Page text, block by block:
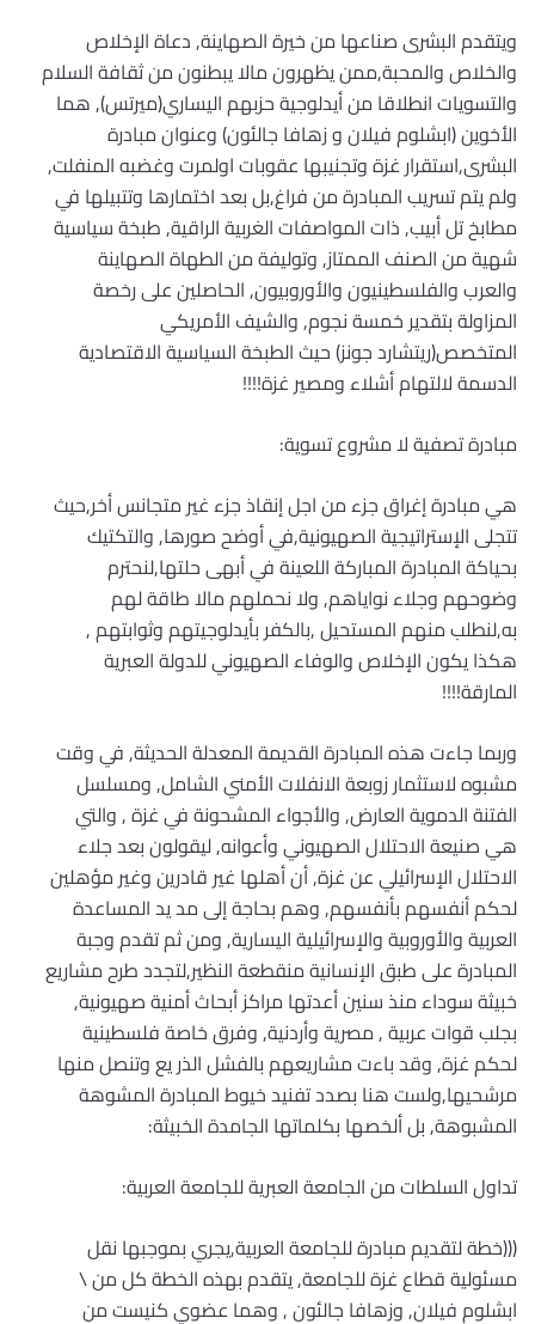
ويتقدم البشرى صناعها من خيرة الصهاينة, دعاة الإخلاص
والخلاص والمحبة,ممن يظهرون مالا يبطنون من ثقافة السلام
والتسويات انطلاقا من أيدلوجية حزبهم اليساري(ميرتس), هما
الأخوين (ابشلوم فيلان و زهافا جالئون) وعنوان مبادرة
البشرى,استقرار غزة وتجنيبها عقوبات اولمرت وغضبه المنفلت,
ولم يتم تسريب المبادرة من فراغ,بل بعد اختمارها وتتبيلها في
مطابخ تل أبيب, ذات المواصفات الغربية الراقية, طبخة سياسية
شهية من الصنف الممتاز, وتوليفة من الطهاة الصهاينة
والعرب والفلسطينيون والأوروبيون, الحاصلين على رخصة
المزاولة بتقدير خمسة نجوم, والشيف الأمريكي
المتخصص(ريتشارد جونز) حيث الطبخة السياسية الاقتصادية
الدسمة لالتهام أشلاء ومصير غزة!!!!
مبادرة تصفية لا مشروع تسوية:
هي مبادرة إغراق جزء من اجل إنقاذ جزء غير متجانس أخر,حيث
تتجلى الإستراتيجية الصهيونية,في أوضح صورها, والتكتيك
بحياكة المبادرة المباركة اللعينة في أبهى حلتها,لنحترم
وضوحهم وجلاء نواياهم, ولا نحملهم مالا طاقة لهم
به,لنطلب منهم المستحيل ,بالكفر بأيدلوجيتهم وثوابتهم ,
هكذا يكون الإخلاص والوفاء الصهيوني للدولة العبرية
المارقة!!!!
وربما جاءت هذه المبادرة القديمة المعدلة الحديثة, في وقت
مشبوه لاستثمار زوبعة الانفلات الأمني الشامل, ومسلسل
الفتنة الدموية العارض, والأجواء المشحونة في غزة , والتي
هي صنيعة الاحتلال الصهيوني وأعوانه, ليقولون بعد جلاء
الاحتلال الإسرائيلي عن غزة, أن أهلها غير قادرين وغير مؤهلين
لحكم أنفسهم بأنفسهم, وهم بحاجة إلى مد يد المساعدة
العربية والأوروبية والإسرائيلية اليسارية, ومن ثم تقدم وجبة
المبادرة على طبق الإنسانية منقطعة النظير,لتجدد طرح مشاريع
خبيثة سوداء منذ سنين أعدتها مراكز أبحاث أمنية صهيونية,
بجلب قوات عربية , مصرية وأردنية, وفرق خاصة فلسطينية
لحكم غزة, وقد باءت مشاريعهم بالفشل الذر يع وتنصل منها
مرشحيها,ولست هنا بصدد تفنيد خيوط المبادرة المشوهة
المشبوهة, بل ألخصها بكلماتها الجامدة الخبيثة:
تداول السلطات من الجامعة العبرية للجامعة العربية:
(((خطة لتقديم مبادرة للجامعة العربية,يجري بموجبها نقل
مسئولية قطاع غزة للجامعة, يتقدم بهذه الخطة كل من \
ابشلوم فيلان, وزهافا جالئون , وهما عضوي كنيست من